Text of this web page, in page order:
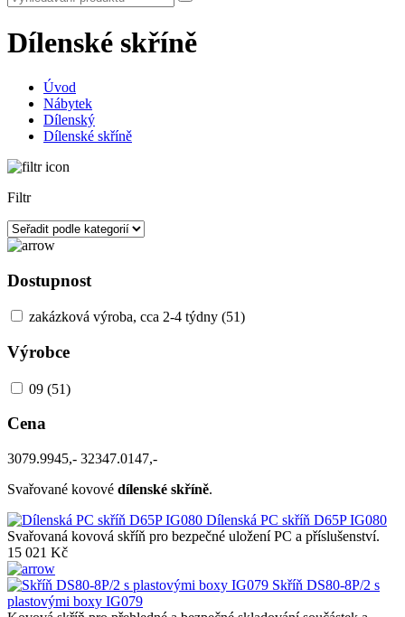
Dílenské skříně
Úvod
Nábytek
Dílenský
Dílenské skříně
Filtr
Dostupnost
zakázková výroba, cca 2-4 týdny (51)
Výrobce
09 (51)
Cena
3079.9945,- 32347.0147,-
Svařované kovové dílenské skříně.
Dílenská PC skříň D65P IG080
Svařovaná kovová skříň pro bezpečné uložení PC a příslušenství.
15 021 Kč
Skříň DS80-8P/2 s
plastovými boxy IG079